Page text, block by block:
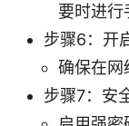
要时进行
步骤6：开
确保在网
步骤7：安